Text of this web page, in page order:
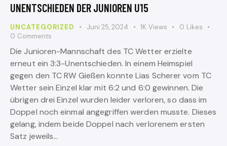
UNENTSCHIEDEN DER JUNIOREN U15
UNCATEGORIZED Juni 25, 2024 1K Views 0 Likes
0 Comments
Die Junioren-Mannschaft des TC Wetter erzielte
erneut ein 3:3-Unentschieden. In einem Heimspiel
gegen den TC RW Gießen konnte Lias Scherer vom TC
Wetter sein Einzel klar mit 6:2 und 6:0 gewinnen. Die
übrigen drei Einzel wurden leider verloren, so dass im
Doppel noch einmal angegriffen werden musste. Dieses
gelang, indem beide Doppel nach verlorenem ersten
Satz jeweils…